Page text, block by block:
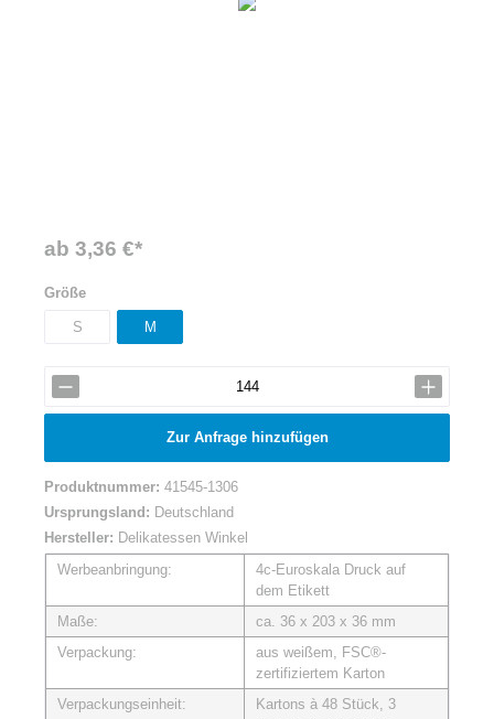
ab 3,36 €*
Größe
S M
Zur Anfrage hinzufügen
Produktnummer: 41545-1306
Ursprungsland: Deutschland
Hersteller: Delikatessen Winkel
Werbeanbringung:
4c-Euroskala Druck auf
dem Etikett
Maße:
ca. 36 x 203 x 36 mm
Verpackung:
aus weißem, FSC®-
zertifiziertem Karton
Verpackungseinheit:
Kartons à 48 Stück, 3